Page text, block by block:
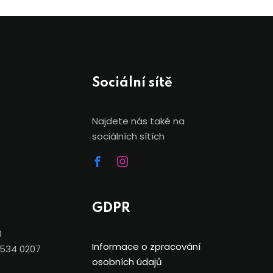
0207
Sociální sítě
Najdete nás také na
sociálních sítích
GDPR
Informace o zpracování
osobních údajů